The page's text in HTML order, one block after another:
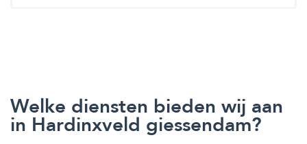
Welke diensten bieden wij aan
in Hardinxveld giessendam?